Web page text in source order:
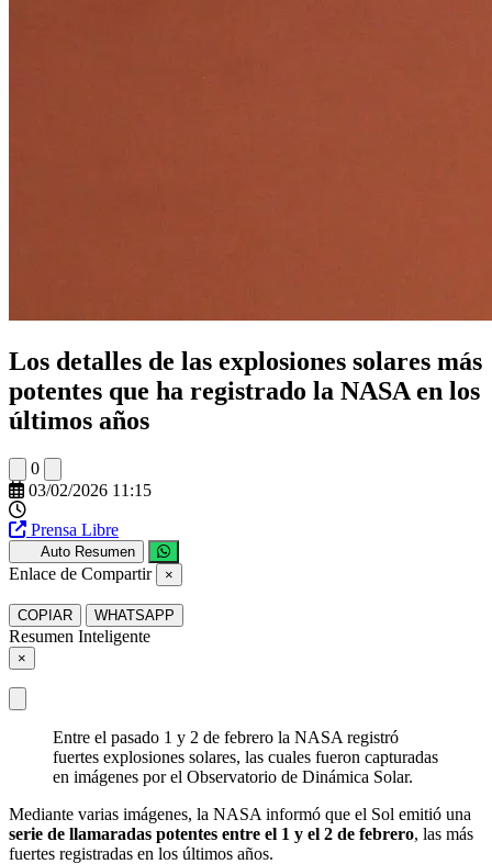
Los detalles de las explosiones solares más
potentes que ha registrado la NASA en los
últimos años
0
03/02/2026 11:15
Prensa Libre
Auto Resumen
Enlace de Compartir ×
COPIAR WHATSAPP
Resumen Inteligente
×
Entre el pasado 1 y 2 de febrero la NASA registró
fuertes explosiones solares, las cuales fueron capturadas
en imágenes por el Observatorio de Dinámica Solar.
Mediante varias imágenes, la NASA informó que el Sol emitió una
serie de llamaradas potentes entre el 1 y el 2 de febrero, las más
fuertes registradas en los últimos años.